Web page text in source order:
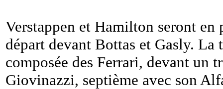
Verstappen et Hamilton seront
départ devant Bottas et Gasly. La
composée des Ferrari, devant un
Giovinazzi, septième avec son